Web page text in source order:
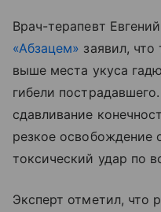
Врач-терапевт
«Абзацем» заявил, что
выше места укуса
гибели
сдавливание
резкое
токсический удар по
Эксперт отметил, что